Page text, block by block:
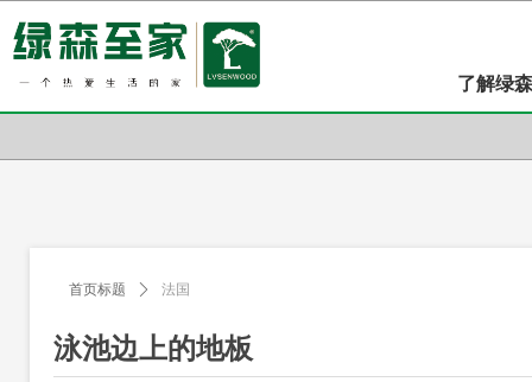
了解绿森
泳池边上的地板
首页标题 ꄲ 法国